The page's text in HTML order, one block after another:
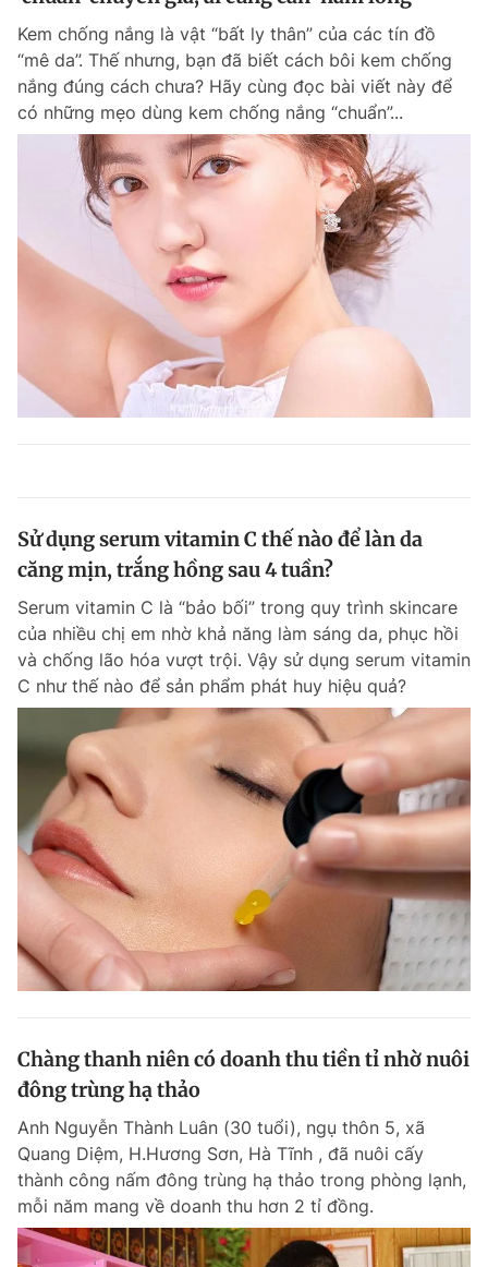
Kem chống nắng là vật “bất ly thân” của các tín đồ
“mê da”. Thế nhưng, bạn đã biết cách bôi kem chống
nắng đúng cách chưa? Hãy cùng đọc bài viết này để
có những mẹo dùng kem chống nắng “chuẩn”...
Sử dụng serum vitamin C thế nào để làn da
căng mịn, trắng hồng sau 4 tuần?
Serum vitamin C là “bảo bối” trong quy trình skincare
của nhiều chị em nhờ khả năng làm sáng da, phục hồi
và chống lão hóa vượt trội. Vậy sử dụng serum vitamin
C như thế nào để sản phẩm phát huy hiệu quả?
Chàng thanh niên có doanh thu tiền tỉ nhờ nuôi
đông trùng hạ thảo
Anh Nguyễn Thành Luân (30 tuổi), ngụ thôn 5, xã
Quang Diệm, H.Hương Sơn, Hà Tĩnh , đã nuôi cấy
thành công nấm đông trùng hạ thảo trong phòng lạnh,
mỗi năm mang về doanh thu hơn 2 tỉ đồng.